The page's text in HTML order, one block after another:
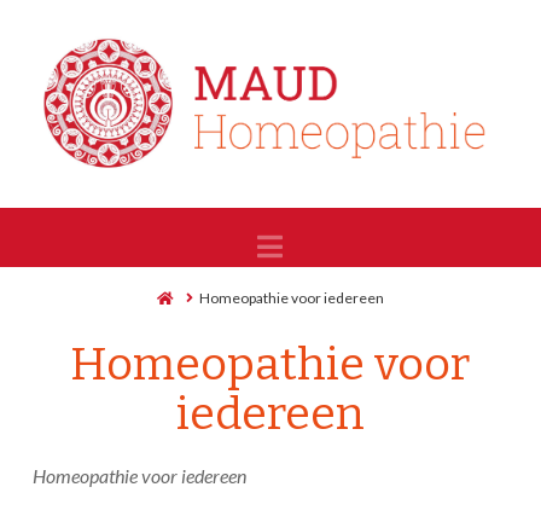
Navigation
HomeHomeopathie voor iedereen
Homeopathie voor
iedereen
Homeopathie voor iedereen